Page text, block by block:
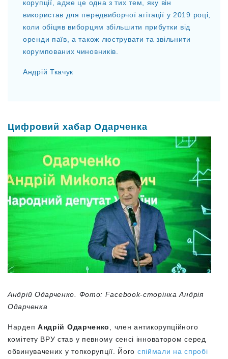
корупції, адже це одна з тих тем, яку він
використав для передвиборчої агітації у 2019 році,
коли обіцяв виборцям збільшити прибутки від
оренди паїв, а також люструвати та звільнити
корумпованих чиновників.
Андрій Ткачук
Цифровий хабар Одарченка
Андрій Одарченко. Фото: Facebook-сторінка Андрія
Одарченка
Нардеп Андрій Одарченко
, член антикорупційного
комітету ВРУ став у певному сенсі інноватором серед
обвинувачених у топкорупції. Його спіймали на спробі